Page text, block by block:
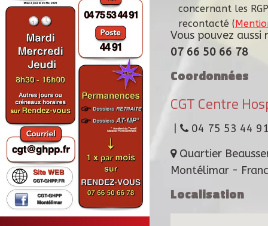
concernant les
recontacté (
Vous pouvez
07 66 50 66 78
Coordonnées
CGT Centre
04 75 53 44
Quartier
Montélimar -
Localisation